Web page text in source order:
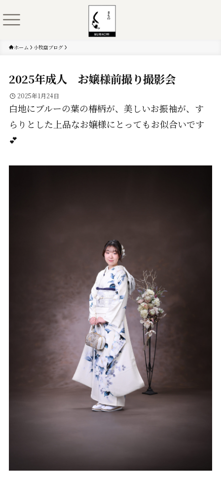
ホーム 小牧店ブログ
2025年成人 お嬢様前撮り撮影会
2025年1月24日
白地にブルーの葉の椿柄が、美しいお振袖が、す
らりとした上品なお嬢様にとってもお似合いです
💕